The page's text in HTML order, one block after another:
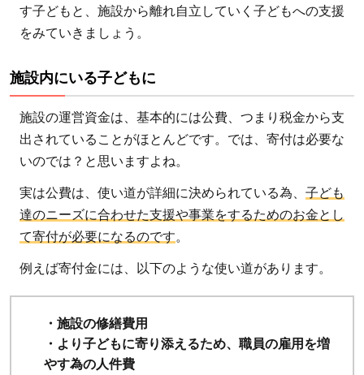
す子どもと、施設から離れ自立していく子どもへの支援
をみていきましょう。
施設内にいる子どもに
施設の運営資金は、基本的には公費、つまり税金から支
出されていることがほとんどです。では、寄付は必要な
いのでは？と思いますよね。
実は公費は、使い道が詳細に決められている為、 子ども
達のニーズに合わせた支援や事業をするためのお金とし
て寄付が必要になるのです。
例えば寄付金には、以下のような使い道があります。
・施設の修繕費用
・より子どもに寄り添えるため、職員の雇用を増
やす為の人件費